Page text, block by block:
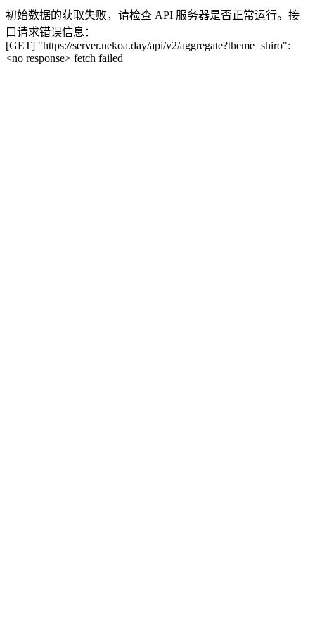
初始数据的获取失败，请检查 API 服务器是否正常运行。接
口请求错误信息：
[GET] "https://server.nekoa.day/api/v2/aggregate?theme=shiro":
<no response> fetch failed